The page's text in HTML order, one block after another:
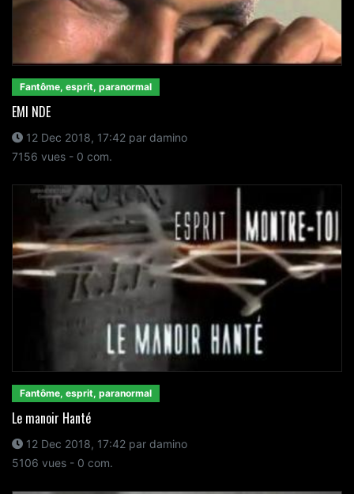
Fantôme, esprit, paranormal
EMI NDE
12 Dec 2018, 17:42 par damino
7156 vues - 0 com.
Fantôme, esprit, paranormal
Le manoir Hanté
12 Dec 2018, 17:42 par damino
5106 vues - 0 com.